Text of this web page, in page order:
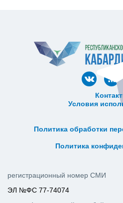
Условия
Политика обработки
Политика
регистрационный номер СМИ
ЭЛ №ФС 77-74074